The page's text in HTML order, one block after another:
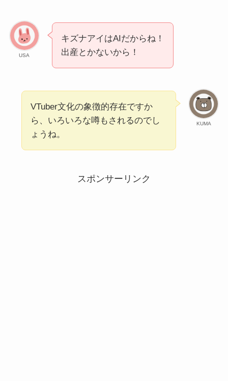
USA
キズナアイはAIだからね！
出産とかないから！
KUMA
VTuber文化の象徴的存在ですか
ら、いろいろな噂もされるのでし
ょうね。
スポンサーリンク